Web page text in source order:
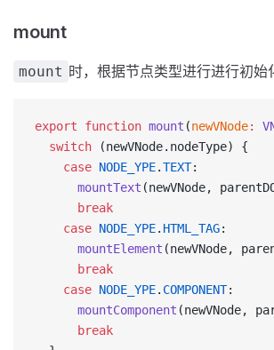
mount
mount 时，根据节点类型进行进行初始
export function mount (newVNode:
  switch
(newVNode.nodeType) {
    case
NODE_YPE.TEXT:
      mountText
(newVNode,
      break
    case
NODE_YPE. HTML_TAG:
      mountElement
(newVNode,
      break
    case
NODE_YPE. COMPONENT:
      mountComponent
(newVNode,
      break